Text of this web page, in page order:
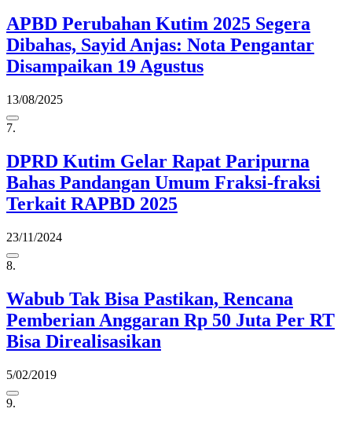
APBD Perubahan Kutim 2025 Segera
Dibahas, Sayid Anjas: Nota Pengantar
Disampaikan 19 Agustus
13/08/2025
7.
DPRD Kutim Gelar Rapat Paripurna
Bahas Pandangan Umum Fraksi-fraksi
Terkait RAPBD 2025
23/11/2024
8.
Wabub Tak Bisa Pastikan, Rencana
Pemberian Anggaran Rp 50 Juta Per RT
Bisa Direalisasikan
5/02/2019
9.